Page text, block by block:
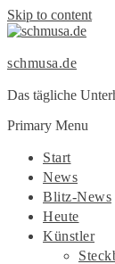
Skip to content
schmusa.de
Das tägliche
Primary Menu
Start
News
Blitz-News
Heute
Künstler